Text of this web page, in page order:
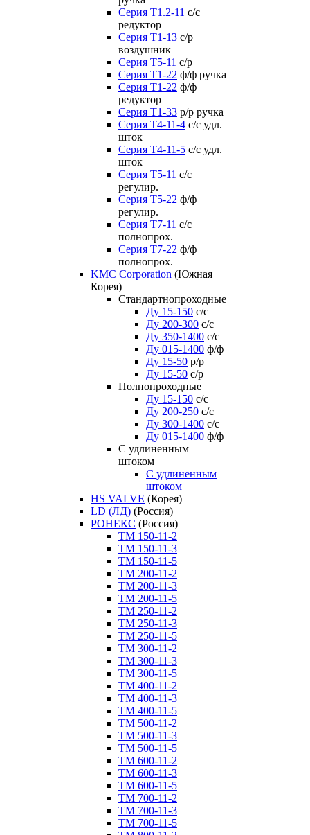
Серия Т1.2-11 с/с
редуктор
Серия Т1-13 с/р
воздушник
Серия T5-11 с/р
Серия Т1-22 ф/ф ручка
Серия Т1-22 ф/ф
редуктор
Серия T1-33 р/р ручка
Серия Т4-11-4 с/с удл.
шток
Серия Т4-11-5 с/с удл.
шток
Серия Т5-11 с/с
регулир.
Серия Т5-22 ф/ф
регулир.
Серия Т7-11 с/с
полнопрох.
Серия Т7-22 ф/ф
полнопрох.
KMC Corporation (Южная
Корея)
Стандартнопроходные
Ду 15-150 с/с
Ду 200-300 с/с
Ду 350-1400 с/с
Ду 015-1400 ф/ф
Ду 15-50 р/р
Ду 15-50 с/р
Полнопроходные
Ду 15-150 с/с
Ду 200-250 с/с
Ду 300-1400 с/с
Ду 015-1400 ф/ф
С удлиненным
штоком
C удлиненным
штоком
HS VALVE (Корея)
LD (ЛД) (Россия)
РОНЕКС (Россия)
ТM 150-11-2
ТM 150-11-3
ТM 150-11-5
ТM 200-11-2
ТM 200-11-3
ТM 200-11-5
ТM 250-11-2
ТM 250-11-3
ТM 250-11-5
ТM 300-11-2
ТM 300-11-3
ТM 300-11-5
ТM 400-11-2
ТM 400-11-3
ТM 400-11-5
ТM 500-11-2
ТM 500-11-3
ТM 500-11-5
ТM 600-11-2
ТM 600-11-3
ТM 600-11-5
ТM 700-11-2
ТM 700-11-3
ТM 700-11-5